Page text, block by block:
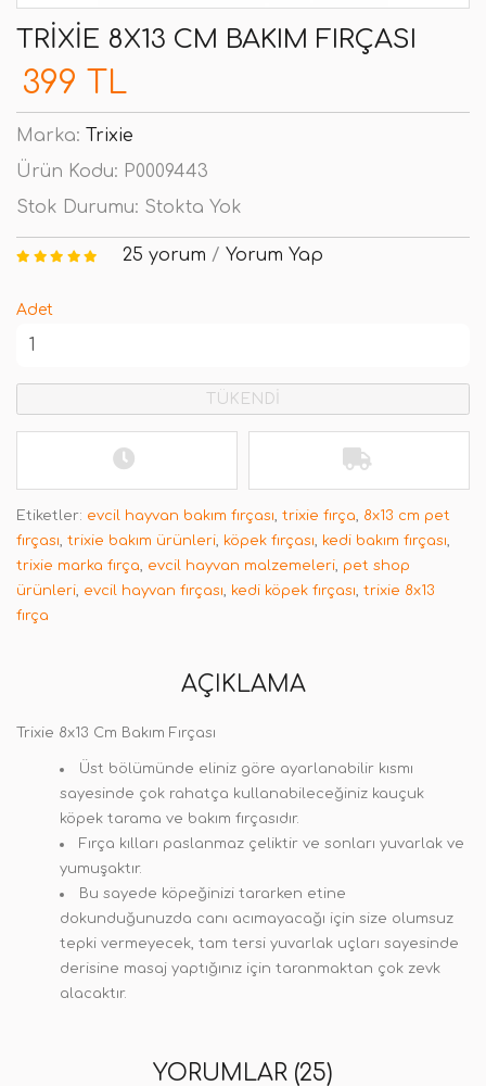
TRIXIE 8X13 CM BAKIM FIRÇASI
399 TL
Marka: Trixie
Ürün Kodu: P0009443
Stok Durumu: Stokta Yok
25 yorum / Yorum Yap
Adet
TÜKENDİ
Etiketler: evcil hayvan bakım fırçası, trixie fırça, 8x13 cm pet
fırçası, trixie bakım ürünleri, köpek fırçası, kedi bakım fırçası,
trixie marka fırça, evcil hayvan malzemeleri, pet shop
ürünleri, evcil hayvan fırçası, kedi köpek fırçası, trixie 8x13
fırça
AÇIKLAMA
Trixie 8x13 Cm Bakım Fırçası
Üst bölümünde eliniz göre ayarlanabilir kısmı
sayesinde çok rahatça kullanabileceğiniz kauçuk
köpek tarama ve bakım fırçasıdır.
Fırça kılları paslanmaz çeliktir ve sonları yuvarlak ve
yumuşaktır.
Bu sayede köpeğinizi tararken etine
dokunduğunuzda canı acımayacağı için size olumsuz
tepki vermeyecek, tam tersi yuvarlak uçları sayesinde
derisine masaj yaptığınız için taranmaktan çok zevk
alacaktır.
YORUMLAR (25)